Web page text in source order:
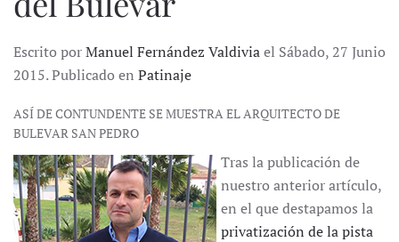
Escrito porManuel Fernández Valdiviael Sábado, 27 Junio
2015. Publicado en Patinaje
ASÍ DE CONTUNDENTE SE MUESTRA EL ARQUITECTO DE
BULEVAR SAN PEDRO
Tras la publicación de
nuestro anterior artículo,
en el que destapamos la
privatización de la pista